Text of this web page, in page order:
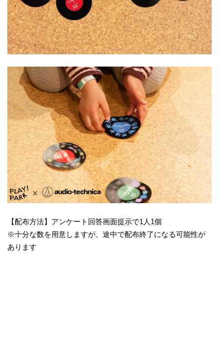
【配布方法】アンケート回答画面提示で1人1個
※十分な数を用意しますが、途中で配布終了になる可能性が
あります